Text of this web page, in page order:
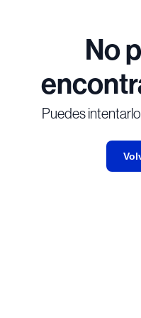
No
Puedes